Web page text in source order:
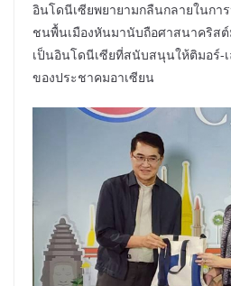
อินโดนีเซียพยายามกลืนกลายในกา
ชนพื้นเมืองหันมานับถือศาสนาคริสต์
เป็นอินโดนีเซียที่สนับสนุนให้ติมอร์-
ของประชาคมอาเซียน